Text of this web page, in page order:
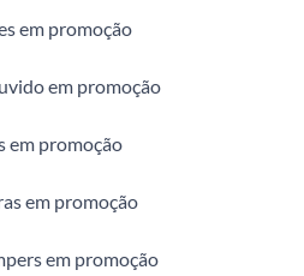
em promoção
em promoção
em promoção
em promoção
em promoção